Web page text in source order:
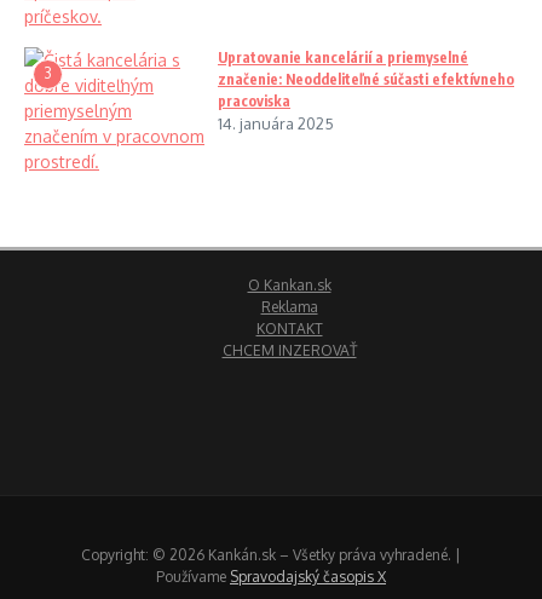
3
Upratovanie kancelárií a priemyselné
značenie: Neoddeliteľné súčasti efektívneho
pracoviska
14. januára 2025
O Kankan.sk
Reklama
KONTAKT
CHCEM INZEROVAŤ
Copyright: © 2026 Kankán.sk – Všetky práva vyhradené. |
Používame Spravodajský časopis X